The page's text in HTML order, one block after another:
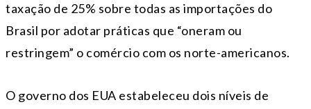
taxação de 25% sobre todas as importações do
Brasil por adotar práticas que “oneram ou
restringem” o comércio com os norte-americanos.
O governo dos EUA estabeleceu dois níveis de